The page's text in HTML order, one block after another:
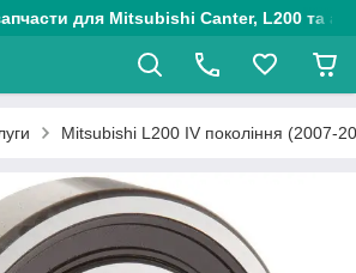
для Mitsubishi Canter, L200 та
Mitsubishi L200 IV покоління (2007-